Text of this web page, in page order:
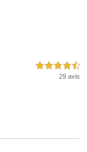
4,5 étoiles sur 5
29 avis